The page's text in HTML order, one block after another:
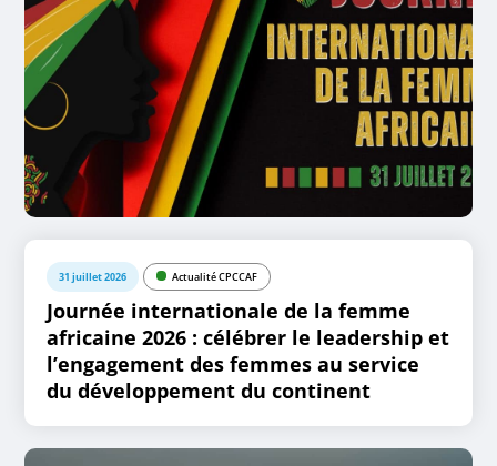
31 juillet 2026 Actualité CPCCAF
Journée internationale de la femme
africaine 2026 : célébrer le leadership et
l’engagement des femmes au service
du développement du continent